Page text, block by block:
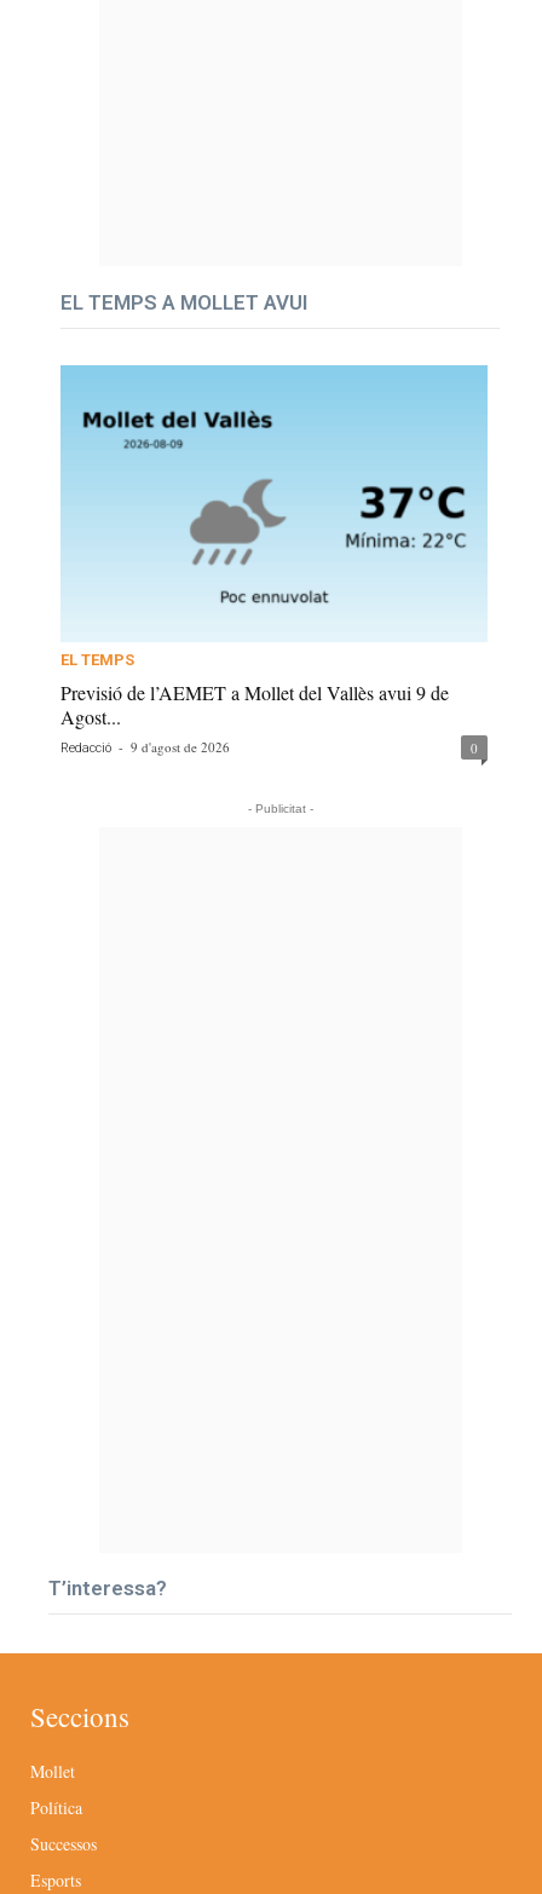
EL TEMPS A MOLLET AVUI
EL TEMPS
Previsió de l’AEMET a Mollet del Vallès avui 9 de
Agost...
Redacció - 9 d'agost de 2026 0
- Publicitat -
T’interessa?
Seccions
Mollet
Política
Successos
Esports